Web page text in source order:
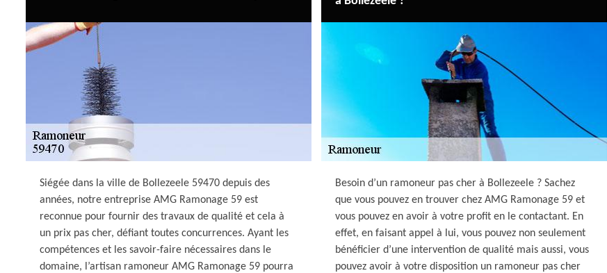
Siégée dans la ville de Bollezeele 59470 depuis des
années, notre entreprise AMG Ramonage 59 est
reconnue pour fournir des travaux de qualité et cela à
un prix pas cher, défiant toutes concurrences. Ayant les
compétences et les savoir-faire nécessaires dans le
domaine, l’artisan ramoneur AMG Ramonage 59 pourra
Besoin d’un ramoneur pas cher à Bollezeele ? Sachez
que vous pouvez en trouver chez AMG Ramonage 59 et
vous pouvez en avoir à votre profit en le contactant. En
effet, en faisant appel à lui, vous pouvez non seulement
bénéficier d’une intervention de qualité mais aussi, vous
pouvez avoir à votre disposition un ramoneur pas cher